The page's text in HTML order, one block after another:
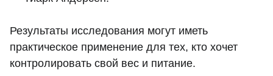
Результаты исследования могут иметь
практическое применение для тех, кто хочет
контролировать свой вес и питание.